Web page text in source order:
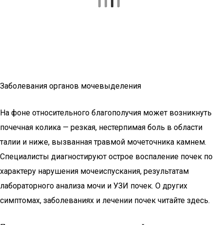
Заболевания органов мочевыделения
На фоне относительного благополучия может возникнуть
почечная колика — резкая, нестерпимая боль в области
талии и ниже, вызванная травмой мочеточника камнем.
Специалисты диагностируют острое воспаление почек по
характеру нарушения мочеиспускания, результатам
лабораторного анализа мочи и УЗИ почек. О других
симптомах, заболеваниях и лечении почек читайте здесь.